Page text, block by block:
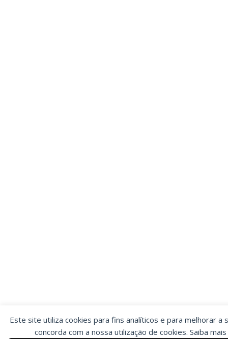
Este site utiliza cookies para fins analíticos e para melhorar a
concorda com a nossa utilização de cookies. Saiba